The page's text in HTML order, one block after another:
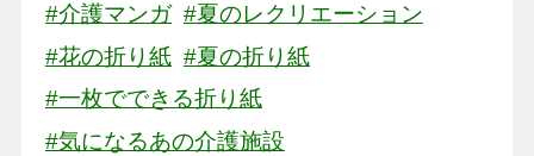
#介護マンガ #夏のレクリエーション
#花の折り紙 #夏の折り紙
#一枚でできる折り紙
#気になるあの介護施設